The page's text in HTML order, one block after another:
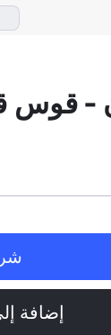
- قوس
إضافة